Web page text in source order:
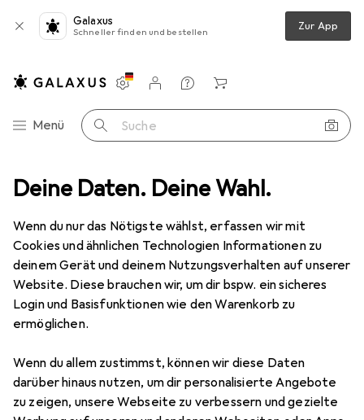
Deine Daten. Deine Wahl.
Wenn du nur das Nötigste wählst, erfassen wir mit
Cookies und ähnlichen Technologien Informationen zu
deinem Gerät und deinem Nutzungsverhalten auf unserer
Website. Diese brauchen wir, um dir bspw. ein sicheres
Login und Basisfunktionen wie den Warenkorb zu
ermöglichen.
Wenn du allem zustimmst, können wir diese Daten
darüber hinaus nutzen, um dir personalisierte Angebote
zu zeigen, unsere Webseite zu verbessern und gezielte
Galaxus
Schneller finden und bestellen Zur App
Navigation nach Kategorien
Menü Suche
Einstellungen
Kundenkonto
Vergleichslisten
Merklisten
Warenkorb
Smartphone Schutzfolie Dipos Displayschutzfolie Full-Cover 3D
5 Bilder
DiposDisplayschutzfolie Full-Cover
Cubot X30
Preis in EUR inkl. MwSt.
EUR
10,–